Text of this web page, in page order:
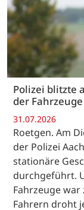
Polizei blitzte
der
31.07.2026
Roetgen. Am
der Polizei
stationäre
durchgeführt.
Fahrzeuge
Fahrern droht